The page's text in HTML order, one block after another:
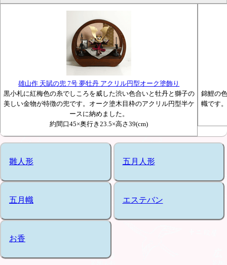
雄山作 天賦の兜 7号 夢牡丹 アクリル円型オーク塗飾り
黒小札に紅梅色の糸でしころを威した渋い色合いと牡丹と獅子の
美しい金物が特徴の兜です。オーク塗木目枠のアクリル円型半ケ
ースに納めました。
約間口45×奥行き23.5×高さ39(cm)
錦鯉の
幟です
雛人形 五月人形
五月幟 エステバン
お香